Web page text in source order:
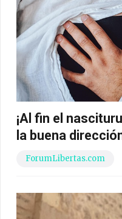
¡Al fin el
la buena
ForumLibertas.com